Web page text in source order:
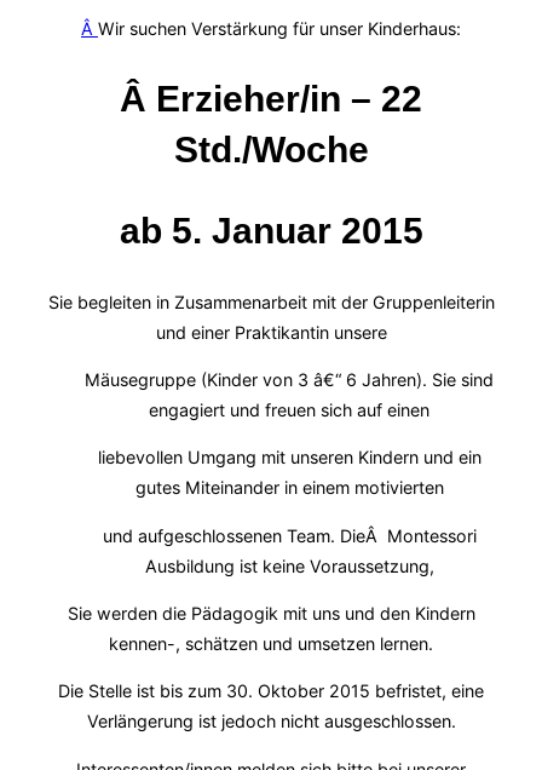
Â Wir suchen Verstärkung für unser Kinderhaus:
Â Erzieher/in – 22
Std./Woche
ab 5. Januar 2015
Sie begleiten in Zusammenarbeit mit der Gruppenleiterin
und einer Praktikantin unsere
Mäusegruppe (Kinder von 3 â€“ 6 Jahren). Sie sind
engagiert und freuen sich auf einen
liebevollen Umgang mit unseren Kindern und ein
gutes Miteinander in einem motivierten
und aufgeschlossenen Team. DieÂ Montessori
Ausbildung ist keine Voraussetzung,
Sie werden die Pädagogik mit uns und den Kindern
kennen-, schätzen und umsetzen lernen.
Die Stelle ist bis zum 30. Oktober 2015 befristet, eine
Verlängerung ist jedoch nicht ausgeschlossen.